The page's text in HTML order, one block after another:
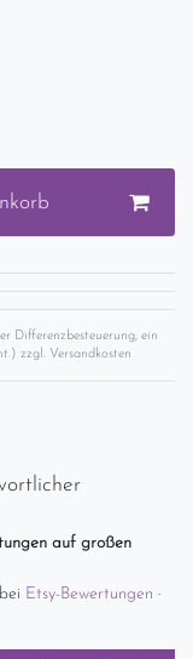
Differenzbesteuerung, ein
zzgl. Versandkosten
auf großen
Etsy-Bewertungen ·